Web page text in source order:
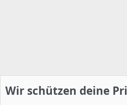
Wir schützen deine